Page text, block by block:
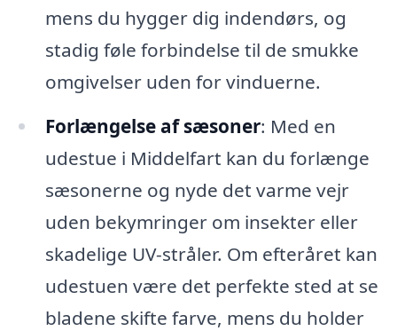
mens du hygger dig indendørs, og
stadig føle forbindelse til de smukke
omgivelser uden for vinduerne.
Forlængelse af sæsoner: Med en
udestue i Middelfart kan du forlænge
sæsonerne og nyde det varme vejr
uden bekymringer om insekter eller
skadelige UV-stråler. Om efteråret kan
udestuen være det perfekte sted at se
bladene skifte farve, mens du holder